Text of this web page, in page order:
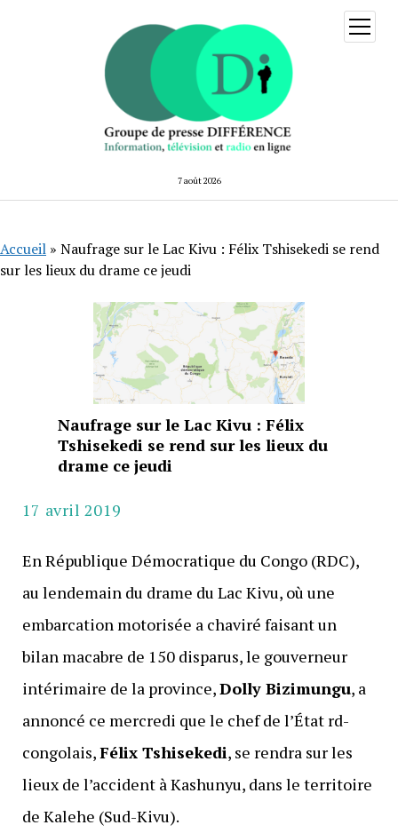
7 août 2026
ouvrir
menu
Accueil » Naufrage sur le Lac Kivu : Félix Tshisekedi se rend
sur les lieux du drame ce jeudi
Naufrage sur le Lac Kivu : Félix
Tshisekedi se rend sur les lieux du
drame ce jeudi
17 avril 2019
En République Démocratique du Congo (RDC),
au lendemain du drame du Lac Kivu, où une
embarcation motorisée a chaviré faisant un
bilan macabre de 150 disparus, le gouverneur
intérimaire de la province,Dolly Bizimungu, a
annoncé ce mercredi que le chef de l’État rd-
congolais,Félix Tshisekedi, se rendra sur les
lieux de l’accident à Kashunyu, dans le territoire
de Kalehe (Sud-Kivu).